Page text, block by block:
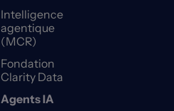
Intelligence
agentique
(MCR)
Fondation
Clarity Data
Agents IA